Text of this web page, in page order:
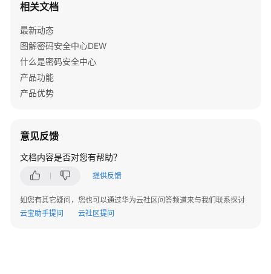
介
计
费
说
明
速
入
门
户
指
相关文档
最新动态
图解密码安全中心DEW
什么是密码安全中心
产品功能
产品优势
意见反馈
文档内容是否对您有帮助？
提供反馈
如您有其它疑问，您也可以通过华为云社区问答频道来与我们联系探讨
云宝助手提问
云社区提问